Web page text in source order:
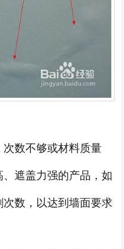
数不够或材料质量
遮盖力强的产品，如
数，以达到墙面要求